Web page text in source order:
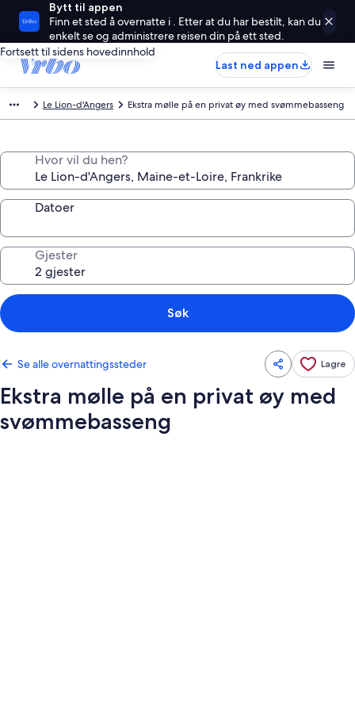
Bytt til appen
Finn et sted å overnatte i . Etter at du har bestilt, kan du
enkelt se og administrere reisen din på ett sted.
Fortsett til sidens hovedinnhold
Last ned appen
Le Lion-d'Angers Ekstra mølle på en privat øy med svømmebasseng
Hvor vil du hen?
Datoer
Gjester
Søk
Se alle overnattingssteder Lagre
Ekstra mølle på en privat øy med
svømmebasseng